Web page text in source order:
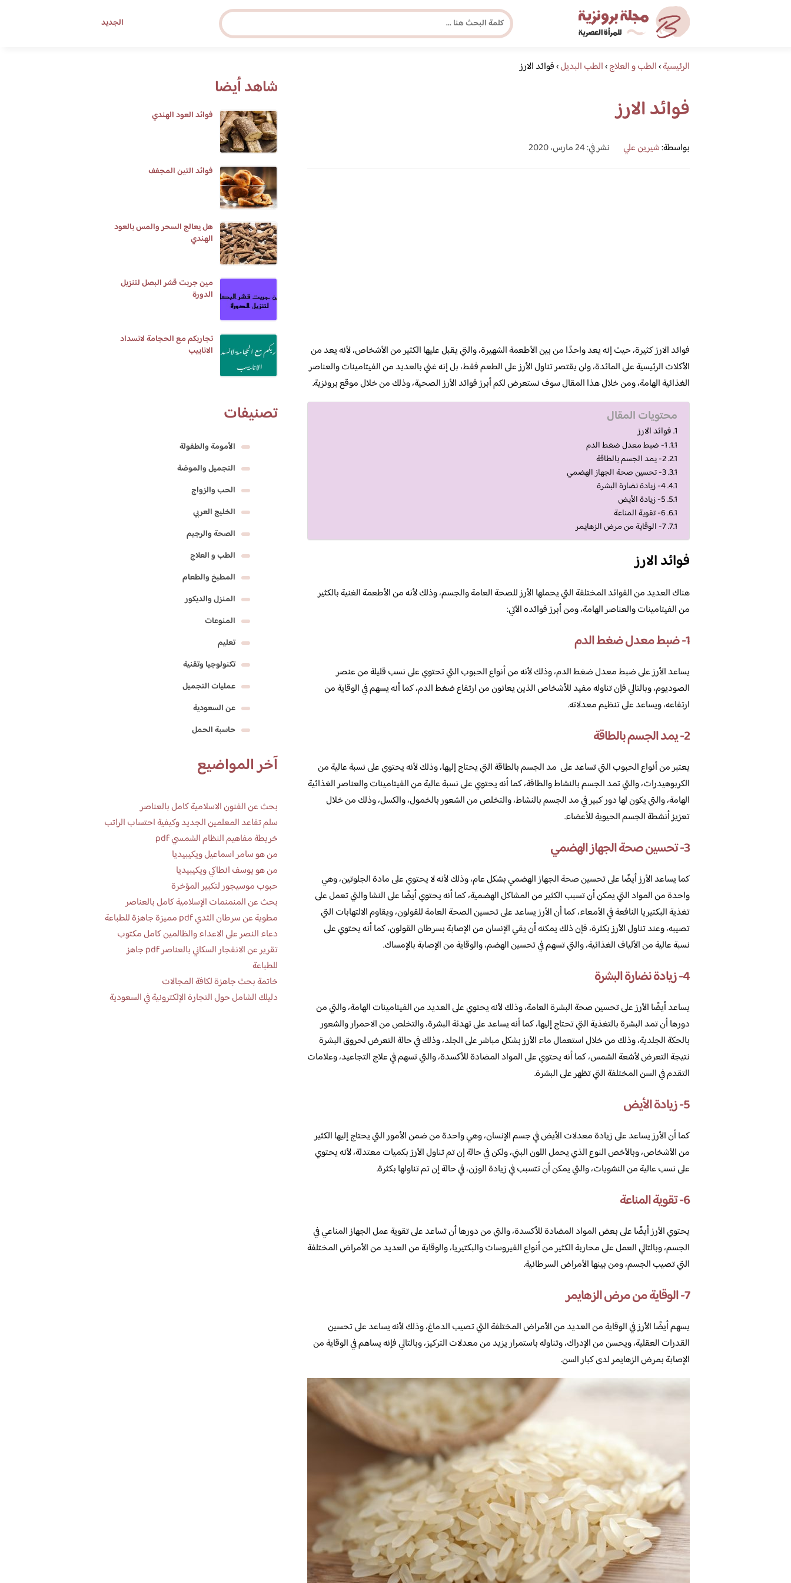
الجديد
الرئيسية›الطب و العلاج›الطب البديل›فوائد الارز
فوائد الارز
بواسطة:شيرين علي نشر في: 24 مارس، 2020
فوائد الارز كثيرة، حيث إنه يعد واحدًا من بين الأطعمة الشهيرة، والتي يقبل عليها الكثير من الأشخاص، لأنه يعد من
الأكلات الرئيسية على المائدة، ولن يقتصر تناول الأرز على الطعم فقط، بل إنه غني بالعديد من الفيتامينات والعناصر
الغذائية الهامة، ومن خلال هذا المقال سوف نستعرض لكم أبرز فوائد الأرز الصحية، وذلك من خلال موقع برونزية.
محتويات المقال
فوائد الارز
1- ضبط معدل ضغط الدم
2- يمد الجسم بالطاقة
3- تحسين صحة الجهاز الهضمي
4- زيادة نضارة البشرة
5- زيادة الأيض
6- تقوية المناعة
7- الوقاية من مرض الزهايمر
فوائد الارز
هناك العديد من الفوائد المختلفة التي يحملها الأرز للصحة العامة والجسم، وذلك لأنه من الأطعمة الغنية بالكثير
من الفيتامينات والعناصر الهامة، ومن أبرز فوائده الآتي:
1- ضبط معدل ضغط الدم
يساعد الأرز على ضبط معدل ضغط الدم، وذلك لأنه من أنواع الحبوب التي تحتوي على نسب قليلة من عنصر
الصوديوم، وبالتالي فإن تناوله مفيد للأشخاص الذين يعانون من ارتفاع ضغط الدم، كما أنه يسهم في الوقاية من
ارتفاعه، ويساعد على تنظيم معدلاته.
2- يمد الجسم بالطاقة
يعتبر من أنواع الحبوب التي تساعد على مد الجسم بالطاقة التي يحتاج إليها، وذلك لأنه يحتوي على نسبة عالية من
الكربوهيدرات، والتي تمد الجسم بالنشاط والطاقة، كما أنه يحتوي على نسبة عالية من الفيتامينات والعناصر الغذائية
الهامة، والتي يكون لها دور كبير في مد الجسم بالنشاط، والتخلص من الشعور بالخمول، والكسل، وذلك من خلال
تعزيز أنشطة الجسم الحيوية للأعضاء.
3- تحسين صحة الجهاز الهضمي
كما يساعد الأرز أيضًا على تحسين صحة الجهاز الهضمي بشكل عام، وذلك لأنه لا يحتوي على مادة الجلوتين، وهي
واحدة من المواد التي يمكن أن تسبب الكثير من المشاكل الهضمية، كما أنه يحتوي أيضًا على النشا والتي تعمل على
تغذية البكتيريا النافعة في الأمعاء، كما أن الأرز يساعد على تحسين الصحة العامة للقولون، ويقاوم الالتهابات التي
تصيبه، وعند تناول الأرز بكثرة، فإن ذلك يمكنه أن يقي الإنسان من الإصابة بسرطان القولون، كما أنه يحتوي على
نسبة عالية من الألياف الغذائية، والتي تسهم في تحسين الهضم، والوقاية من الإصابة بالإمساك.
4- زيادة نضارة البشرة
يساعد أيضًا الأرز على تحسين صحة البشرة العامة، وذلك لأنه يحتوي على العديد من الفيتامينات الهامة، والتي من
دورها أن تمد البشرة بالتغذية التي تحتاج إليها، كما أنه يساعد على تهدئة البشرة، والتخلص من الاحمرار والشعور
بالحكة الجلدية، وذلك من خلال استعمال ماء الأرز بشكل مباشر على الجلد، وذلك في حالة التعرض لحروق البشرة
نتيجة التعرض لأشعة الشمس، كما أنه يحتوي على المواد المضادة للأكسدة، والتي تسهم في علاج التجاعيد، وعلامات
التقدم في السن المختلفة التي تظهر على البشرة.
5- زيادة الأيض
كما أن الأرز يساعد على زيادة معدلات الأيض في جسم الإنسان، وهي واحدة من ضمن الأمور التي يحتاج إليها الكثير
من الأشخاص، وبالأخص النوع الذي يحمل اللون البني، ولكن في حالة إن تم تناول الأرز بكميات معتدلة، لأنه يحتوي
على نسب عالية من النشويات، والتي يمكن أن تتسبب في زيادة الوزن، في حالة إن تم تناولها بكثرة.
6- تقوية المناعة
يحتوي الأرز أيضًا على بعض المواد المضادة للأكسدة، والتي من دورها أن تساعد على تقوية عمل الجهاز المناعي في
الجسم، وبالتالي العمل على محاربة الكثير من أنواع الفيروسات والبكتيريا، والوقاية من العديد من الأمراض المختلفة
التي تصيب الجسم، ومن بينها الأمراض السرطانية.
7- الوقاية من مرض الزهايمر
يسهم أيضًا الأرز في الوقاية من العديد من الأمراض المختلفة التي تصيب الدماغ، وذلك لأنه يساعد على تحسين
القدرات العقلية، ويحسن من الإدراك، وتناوله باستمرار يزيد من معدلات التركيز، وبالتالي فإنه يساهم في الوقاية من
الإصابة بمرض الزهايمر لدى كبار السن.
شاهد أيضا
فوائد العود الهندي
فوائد التين المجفف
هل يعالج السحر والمس بالعود
الهندي
مين جربت قشر البصل لتنزيل
الدورة
تجاربكم مع الحجامة لانسداد
الانابيب
تصنيفات
الأمومة والطفولة
التجميل والموضة
الحب والزواج
الخليج العربي
الصحة والرجيم
الطب و العلاج
المطبخ والطعام
المنزل والديكور
المنوعات
تعليم
تكنولوجيا وتقنية
عمليات التجميل
عن السعودية
حاسبة الحمل
آخر المواضيع
بحث عن الفنون الاسلامية كامل بالعناصر
سلم تقاعد المعلمين الجديد وكيفية احتساب الراتب
خريطة مفاهيم النظام الشمسي pdf
من هو سامر اسماعيل ويكيبيديا
من هو يوسف انطاكي ويكيبيديا
حبوب موسيجور لتكبير المؤخرة
بحث عن المنمنمات الإسلامية كامل بالعناصر
مطوية عن سرطان الثدي pdf مميزة جاهزة للطباعة
دعاء النصر على الاعداء والظالمين كامل مكتوب
تقرير عن الانفجار السكاني بالعناصر pdf جاهز
للطباعة
خاتمة بحث جاهزة لكافة المجالات
دليلك الشامل حول التجارة الإلكترونية في السعودية